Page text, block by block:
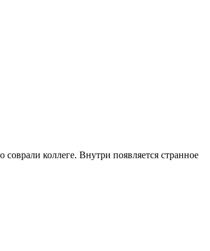
коллеге. Внутри появляется странное